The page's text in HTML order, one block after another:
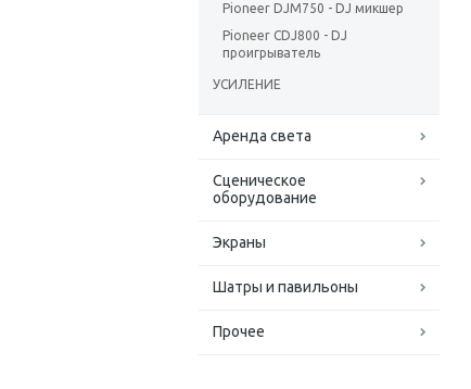
Pioneer DJM750 - DJ микшер
Pioneer CDJ800 - DJ
проигрыватель
УСИЛЕНИЕ
Аренда света
Сценическое
оборудование
Экраны
Шатры и павильоны
Прочее